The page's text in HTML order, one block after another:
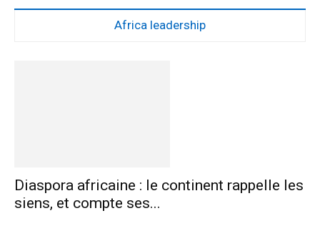
Africa leadership
Diaspora africaine : le continent rappelle les
siens, et compte ses...